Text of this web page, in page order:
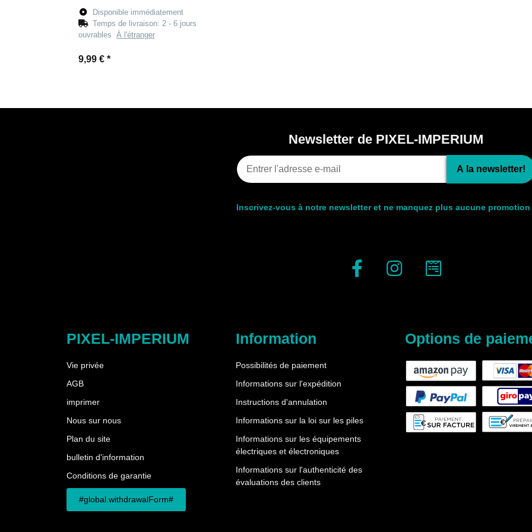
Disponible immédiatement
Temps de livraison: 2 - 6 jours
ouvrables À l'étranger
9,99 € *
Newsletter de PIXEL-IMPERIUM
A la newsletter!
Inscrivez-vous à notre newsletter et ne manquez plus aucune promotion
PIXEL-IMPERIUM
Vie privée
AGB
imprimer
Nous sur nous
Plan du site
bulletin d'information
Conditions de garantie
#global.withdrawalForm#
Information
Possibilités de paiement
Informations sur l'expédition
Instructions d'annulation
Informations sur la loi sur les piles
Informations sur les équipements
électriques et électroniques
Informations sur l'authenticité des
évaluations des clients
Options de